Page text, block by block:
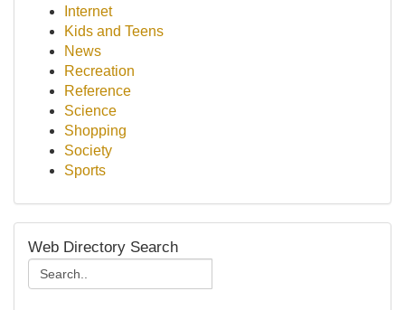
Internet
Kids and Teens
News
Recreation
Reference
Science
Shopping
Society
Sports
Web Directory Search